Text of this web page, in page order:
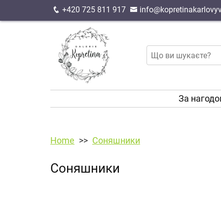
+420 725 811 917
За
Home Соняшники
Соняшники